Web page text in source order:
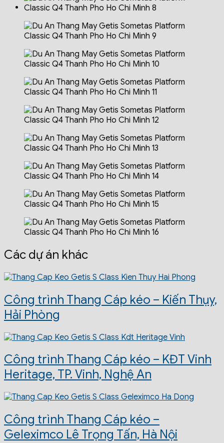
Các dự án khác
Công trình Thang Cáp kéo – Kiến Thụy,
Hải Phòng
Công trình Thang Cáp kéo – KĐT Vinh
Heritage, TP. Vinh, Nghệ An
Công trình Thang Cáp kéo –
Geleximco Lê Trọng Tấn, Hà Nội